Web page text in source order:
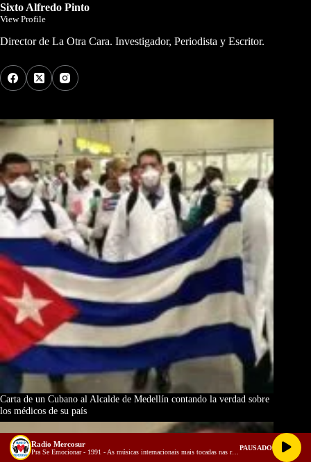
Sixto Alfredo Pinto
View Profile
Director de La Otra Cara. Investigador, Periodista y Escritor.
Carta de un Cubano al Alcalde de Medellín contando la verdad sobre
los médicos de su país
Radio Mercosur
Pra Se Emocionar - 1991 - As músicas internacionais mais tocadas nas rádios do Brasil
PAUSADO